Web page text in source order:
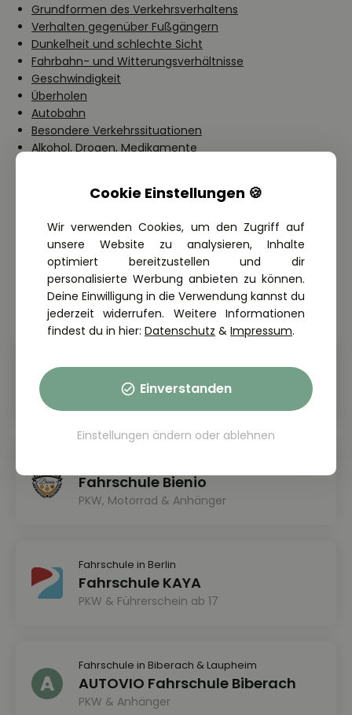
Grundformen des Verkehrsverhaltens
Verhalten gegenüber Fußgängern
Dunkelheit und schlechte Sicht
Fahrbahn- und Witterungsverhältnisse
Geschwindigkeit
Überholen
Autobahn
Besondere Verkehrssituationen
Alkohol, Drogen, Medikamente
Fahrschulen in deiner Nähe
Du möchtest den Führerschein machen? Du wartest auf
Fahrstunden? Finde deine AUTOVIO-Fahrschule in der
Nähe.
Fahrschule Andreas Wick
PKW & Anhänger
Fahrschule Bienio
PKW, Motorrad & Anhänger
Fahrschule in Berlin
Fahrschule KAYA
PKW & Führerschein ab 17
Fahrschule in Biberach & Laupheim
AUTOVIO Fahrschule Biberach
PKW & Anhänger
Cookie Einstellungen 🍪
Wir verwenden Cookies, um den Zugriff auf
unsere Website zu analysieren, Inhalte
optimiert bereitzustellen und dir
personalisierte Werbung anbieten zu können.
Deine Einwilligung in die Verwendung kannst du
jederzeit widerrufen. Weitere Informationen
findest du in hier: Datenschutz & Impressum.
Einverstanden
Einstellungen ändern oder ablehnen